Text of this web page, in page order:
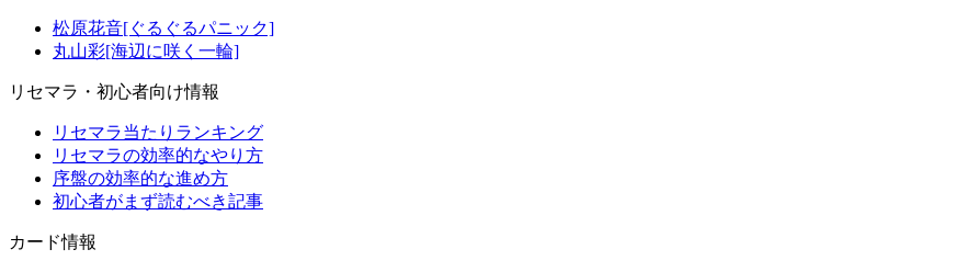
松原花音[ぐるぐるパニック]
丸山彩[海辺に咲く一輪]
リセマラ・初心者向け情報
リセマラ当たりランキング
リセマラの効率的なやり方
序盤の効率的な進め方
初心者がまず読むべき記事
カード情報